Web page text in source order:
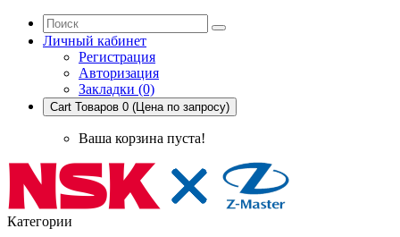
Личный кабинет
Регистрация
Авторизация
Закладки (0)
Cart Товаров 0 (Цена по запросу)
Ваша корзина пуста!
Категории